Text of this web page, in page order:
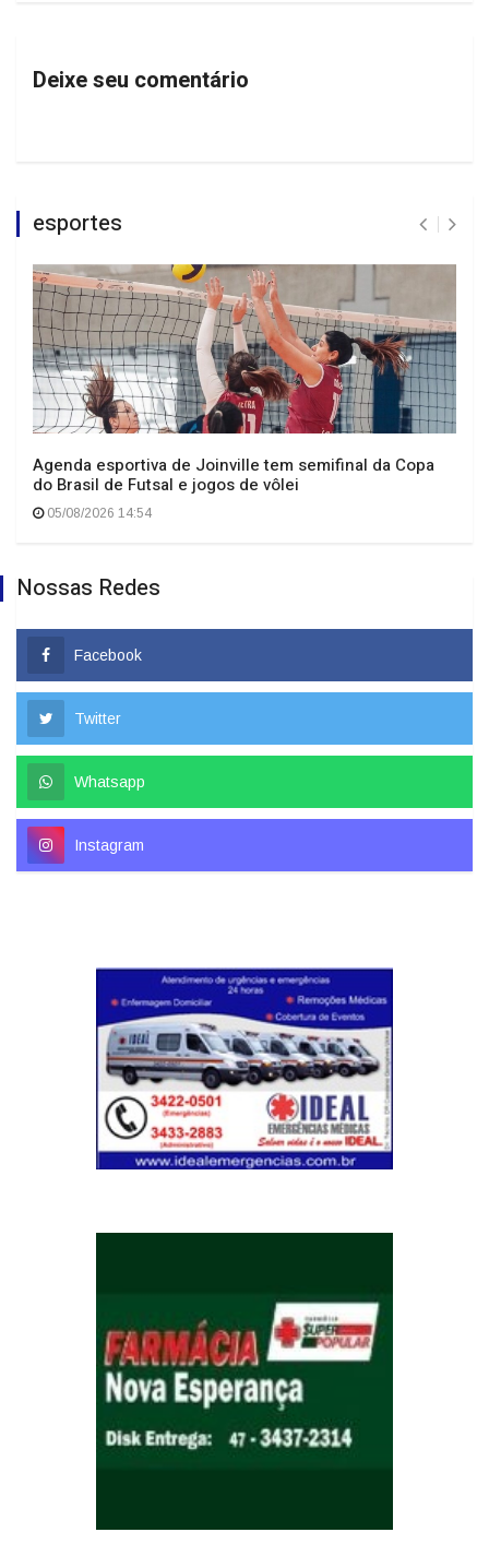
Deixe seu comentário
esportes
Agenda esportiva de Joinville tem semifinal da Copa
do Brasil de Futsal e jogos de vôlei
05/08/2026 14:54
Nossas Redes
Facebook
Twitter
Whatsapp
Instagram